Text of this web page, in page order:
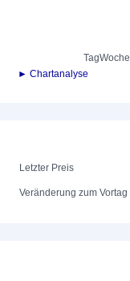
TagWoche
► Chartanalyse
Letzter Preis
Veränderung zum Vortag